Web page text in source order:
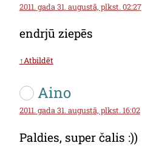
2011. gada 31. augustā, plkst. 02:27
endrjū ziepēs
↑Atbildēt
Aino
2011. gada 31. augustā, plkst. 16:02
Paldies, super čalis :))